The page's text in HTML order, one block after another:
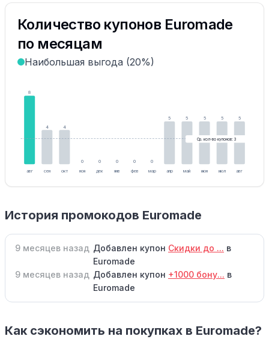
Количество купонов Euromade
по месяцам
Наибольшая выгода (20%)
8
авг
4
сен
4
окт
0
ноя
0
дек
0
янв
0
фев
0
мар
5
апр
5
май
5
июн
5
июл
5
авг
Ср. кол-во купонов: 3
История промокодов Euromade
9 месяцев назад Добавлен купон Скидки до ... в
Euromade
9 месяцев назад Добавлен купон +1000 бону... в
Euromade
Как сэкономить на покупках в Euromade?